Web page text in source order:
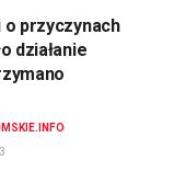
o przyczynach
działanie